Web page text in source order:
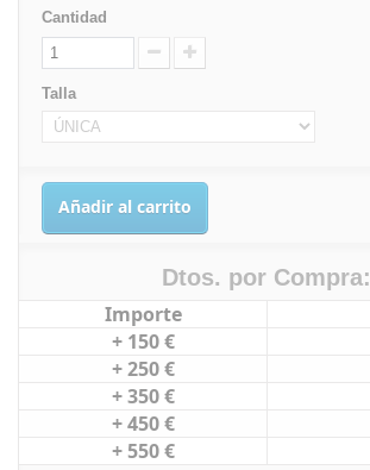
Cantidad
Talla
Añadir al carrito
Dtos. por Compra:
Importe
+ 150 €
+ 250 €
+ 350 €
+ 450 €
+ 550 €